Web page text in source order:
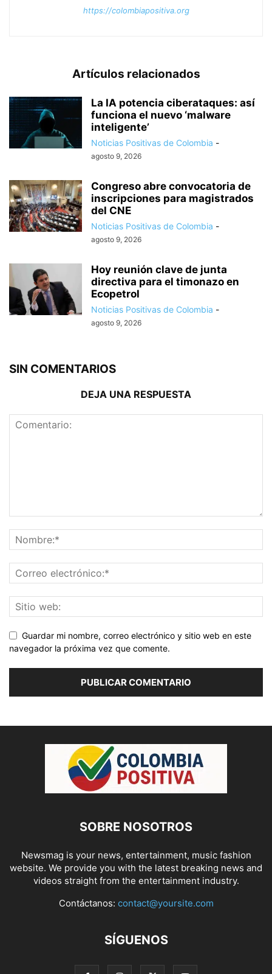
https://colombiapositiva.org
Artículos relacionados
La IA potencia ciberataques: así
funciona el nuevo ‘malware
inteligente’
Noticias Positivas de Colombia -
agosto 9, 2026
Congreso abre convocatoria de
inscripciones para magistrados
del CNE
Noticias Positivas de Colombia -
agosto 9, 2026
Hoy reunión clave de junta
directiva para el timonazo en
Ecopetrol
Noticias Positivas de Colombia -
agosto 9, 2026
SIN COMENTARIOS
DEJA UNA RESPUESTA
Guardar mi nombre, correo electrónico y sitio web en este
navegador la próxima vez que comente.
SOBRE NOSOTROS
Newsmag is your news, entertainment, music fashion
website. We provide you with the latest breaking news and
videos straight from the entertainment industry.
Contáctanos: contact@yoursite.com
SÍGUENOS